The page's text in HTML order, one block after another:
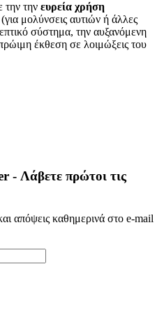
την την ευρεία χρήση
(για μολύνσεις αυτιών ή άλλες
σύστημα, την αυξανόμενη
έκθεση σε λοιμώξεις του
- Λάβετε πρώτοι τις
απόψεις καθημερινά στο e-mail